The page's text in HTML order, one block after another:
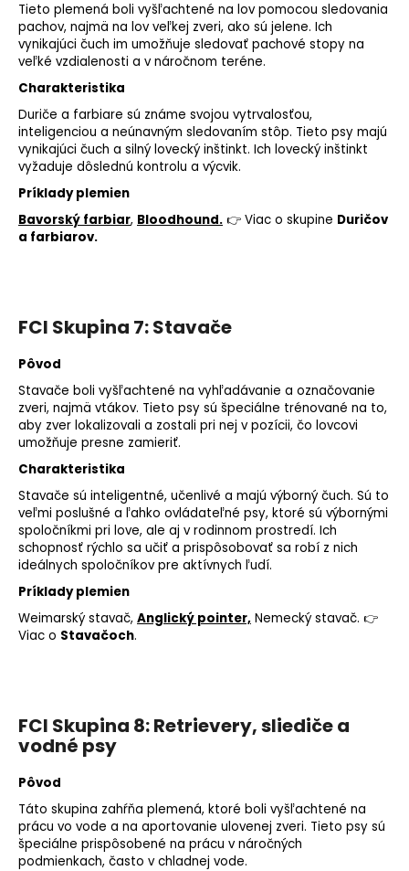
Tieto plemená boli vyšľachtené na lov pomocou sledovania
pachov, najmä na lov veľkej zveri, ako sú jelene. Ich
vynikajúci čuch im umožňuje sledovať pachové stopy na
veľké vzdialenosti a v náročnom teréne.
Charakteristika
Duriče a farbiare sú známe svojou vytrvalosťou,
inteligenciou a neúnavným sledovaním stôp. Tieto psy majú
vynikajúci čuch a silný lovecký inštinkt. Ich lovecký inštinkt
vyžaduje dôslednú kontrolu a výcvik.
Príklady plemien
Bavorský farbiar, Bloodhound. 👉 Viac o skupine Duričov
a farbiarov.
FCI Skupina 7: Stavače
Pôvod
Stavače boli vyšľachtené na vyhľadávanie a označovanie
zveri, najmä vtákov. Tieto psy sú špeciálne trénované na to,
aby zver lokalizovali a zostali pri nej v pozícii, čo lovcovi
umožňuje presne zamieriť.
Charakteristika
Stavače sú inteligentné, učenlivé a majú výborný čuch. Sú to
veľmi poslušné a ľahko ovládateľné psy, ktoré sú výbornými
spoločníkmi pri love, ale aj v rodinnom prostredí. Ich
schopnosť rýchlo sa učiť a prispôsobovať sa robí z nich
ideálnych spoločníkov pre aktívnych ľudí.
Príklady plemien
Weimarský stavač, Anglický pointer, Nemecký stavač. 👉
Viac o Stavačoch.
FCI Skupina 8: Retrievery, sliediče a
vodné psy
Pôvod
Táto skupina zahŕňa plemená, ktoré boli vyšľachtené na
prácu vo vode a na aportovanie ulovenej zveri. Tieto psy sú
špeciálne prispôsobené na prácu v náročných
podmienkach, často v chladnej vode.